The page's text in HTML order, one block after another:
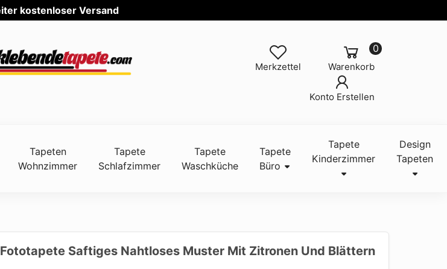
Weltwei
Warenkorb
0
Merkzettel
Konto Erstellen
Tapeten
Wohnzimmer
Tapete
Schlafzimmer
Tapete
Waschküche
Tapete
Büro
Tapete
Kinderzimmer
Design
Tapeten
Fototapete Saftiges Nahtloses Muster Mit Zitronen Und Blättern